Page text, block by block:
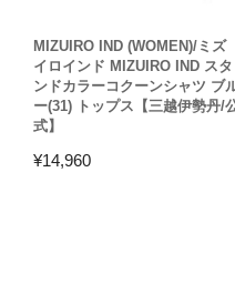
MIZUIRO IND (WOMEN)/ミズ
イロインド MIZUIRO IND スタ
ンドカラーコクーンシャツ ブ
ー(31) トップス【三越伊勢丹/
式】
¥14,960